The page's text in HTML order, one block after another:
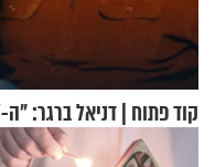
קוד פתוח | דניאל ברגר: "ה-7 באוקטובר גרם לי לחפש תשובות"